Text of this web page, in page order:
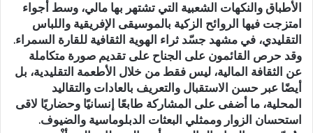
الأطباق والنكهات الشعبية التي تشتهر بها مالي، وسط أجواء
امتزجت فيها الروائح الزكية بالموسيقى الإفريقية واللباس
التقليدي، في مشهد جسّد ثراء الهوية الثقافية للقارة السمراء.
وقد حرص القائمون على الجناح على تقديم صورة متكاملة
عن الثقافة المالية، ليس فقط من خلال الأطعمة التقليدية، بل
أيضًا عبر حسن الاستقبال والتعريف بالعادات والتقاليد
المحلية، ما أضفى على المشاركة طابعًا إنسانيًا وحضاريًا لاقى
استحسان الزوار وممثلي البعثات الدبلوماسية والضيوف.